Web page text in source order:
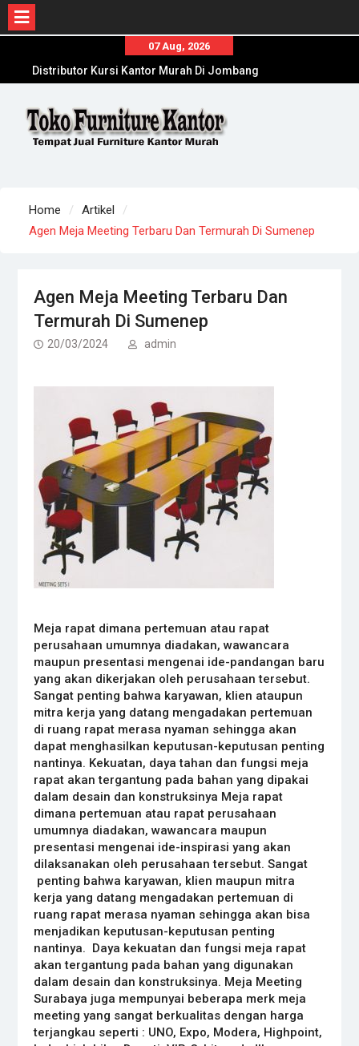
content
07 Aug, 2026
Toko Meja Kantor Di Sumenep Offline Terpercaya
Home
Artikel
Agen Meja Meeting Terbaru Dan Termurah Di Sumenep
Agen Meja Meeting Terbaru Dan
Termurah Di Sumenep
20/03/2024 admin
Meja rapat dimana pertemuan atau rapat
perusahaan umumnya diadakan, wawancara
maupun presentasi mengenai ide-pandangan baru
yang akan dikerjakan oleh perusahaan tersebut.
Sangat penting bahwa karyawan, klien ataupun
mitra kerja yang datang mengadakan pertemuan
di ruang rapat merasa nyaman sehingga akan
dapat menghasilkan keputusan-keputusan penting
nantinya. Kekuatan, daya tahan dan fungsi meja
rapat akan tergantung pada bahan yang dipakai
dalam desain dan konstruksinya Meja rapat
dimana pertemuan atau rapat perusahaan
umumnya diadakan, wawancara maupun
presentasi mengenai ide-inspirasi yang akan
dilaksanakan oleh perusahaan tersebut. Sangat
penting bahwa karyawan, klien maupun mitra
kerja yang datang mengadakan pertemuan di
ruang rapat merasa nyaman sehingga akan bisa
menjadikan keputusan-keputusan penting
nantinya. Daya kekuatan dan fungsi meja rapat
akan tergantung pada bahan yang digunakan
dalam desain dan konstruksinya. Meja Meeting
Surabaya juga mempunyai beberapa merk meja
meeting yang sangat berkualitas dengan harga
terjangkau seperti : UNO, Expo, Modera, Highpoint,